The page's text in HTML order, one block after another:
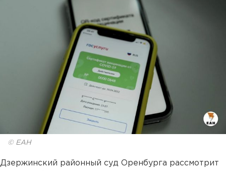
© ЕАН
Дзержинский районный суд Оренбурга рассмотрит